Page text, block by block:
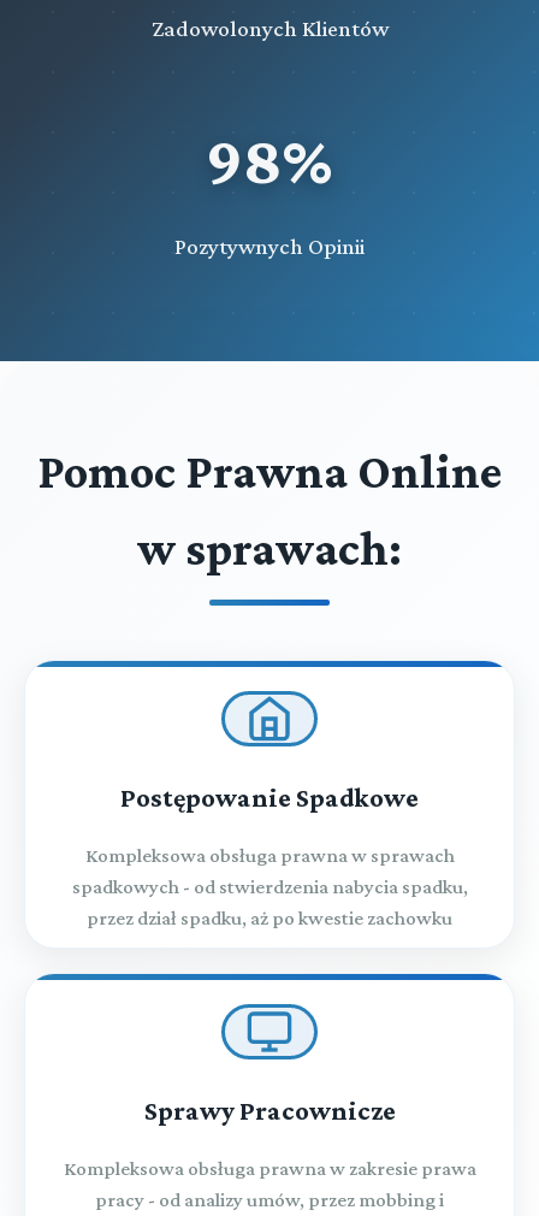
Zadowolonych Klientów
98%
Pozytywnych Opinii
Pomoc Prawna Online
w sprawach:
Postępowanie Spadkowe
Kompleksowa obsługa prawna w sprawach
spadkowych - od stwierdzenia nabycia spadku,
przez dział spadku, aż po kwestie zachowku
Sprawy Pracownicze
Kompleksowa obsługa prawna w zakresie prawa
pracy - od analizy umów, przez mobbing i